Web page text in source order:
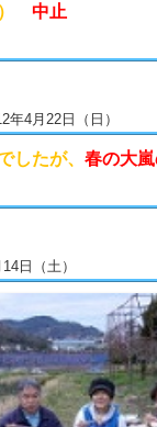
中止
4月22日（日）
したが、 春の大
日（土）